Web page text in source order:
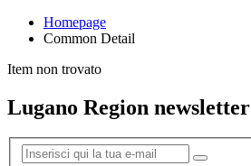
Homepage
Common Detail
Item non trovato
Lugano Region newsletter